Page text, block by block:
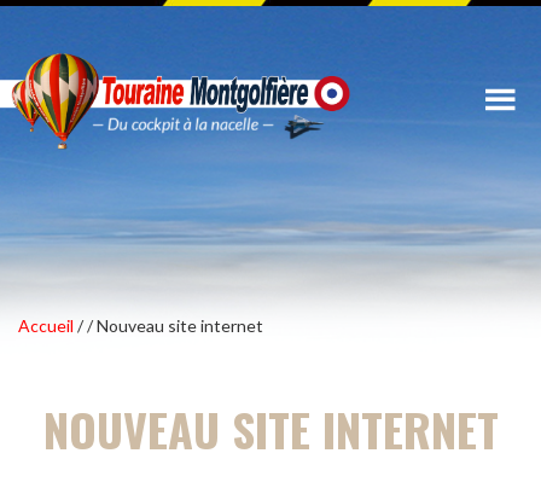
Accueil // Nouveau site internet
NOUVEAU SITE INTERNET